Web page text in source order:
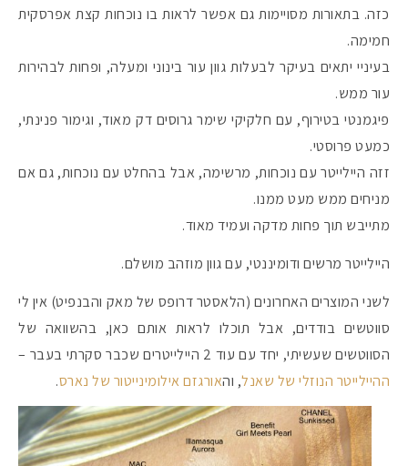
כזה. בתאורות מסויימות גם אפשר לראות בו נוכחות קצת אפרסקית
חמימה.
בעיניי יתאים בעיקר לבעלות גוון עור בינוני ומעלה, ופחות לבהירות
עור ממש.
פיגמנטי בטירוף, עם חלקיקי שימר גרוסים דק מאוד, וגימור פנינתי,
כמעט פרוסטי.
זזה היילייטר עם נוכחות, מרשימה, אבל בהחלט עם נוכחות, גם אם
מניחים ממש מעט ממנו.
מתייבש תוך פחות מדקה ועמיד מאוד.
היילייטר מרשים ודומיננטי, עם גוון מוזהב מושלם.
לשני המוצרים האחרונים (הלאסטר דרופס של מאק והבנפיט) אין לי
סווטשים בודדים, אבל תוכלו לראות אותם כאן, בהשוואה של
הסווטשים שעשיתי, יחד עם עוד 2 היילייטרים שכבר סקרתי בעבר –
ההיילייטר הנוזלי של שאנל, והאורגזם אילומינייטור של נארס.